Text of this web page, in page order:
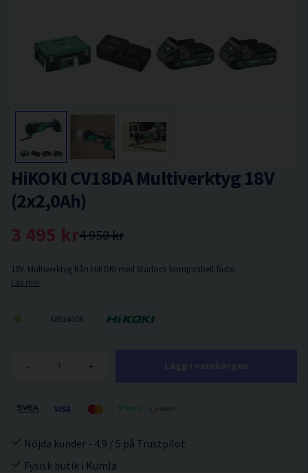
HiKOKI CV18DA Multiverktyg 18V
(2x2,0Ah)
4 950 kr
3 495 kr
18V. Multiverktyg från HiKOKI med Starlock kompatibelt fäste.
Läs mer
68014008
- +
Nöjda kunder - 4.9 / 5 på Trustpilot
Fysisk butik i Kumla